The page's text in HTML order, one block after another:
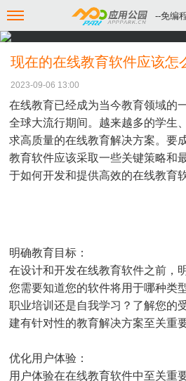
--免编
现在的在线教育软件应该怎
2023-09-06 13:00
在线教育已经成为当今教育领域的
全球大流行期间。越来越多的学生
求高质量的在线教育解决方案。要
教育软件应该采取一些关键策略和
于如何开发和提供高效的在线教育
明确教育目标：
在设计和开发在线教育软件之前，
您需要知道您的软件将用于哪种类
职业培训还是自我学习？了解您的
建有针对性的教育解决方案至关重要
优化用户体验：
用户体验在在线教育软件中至关重